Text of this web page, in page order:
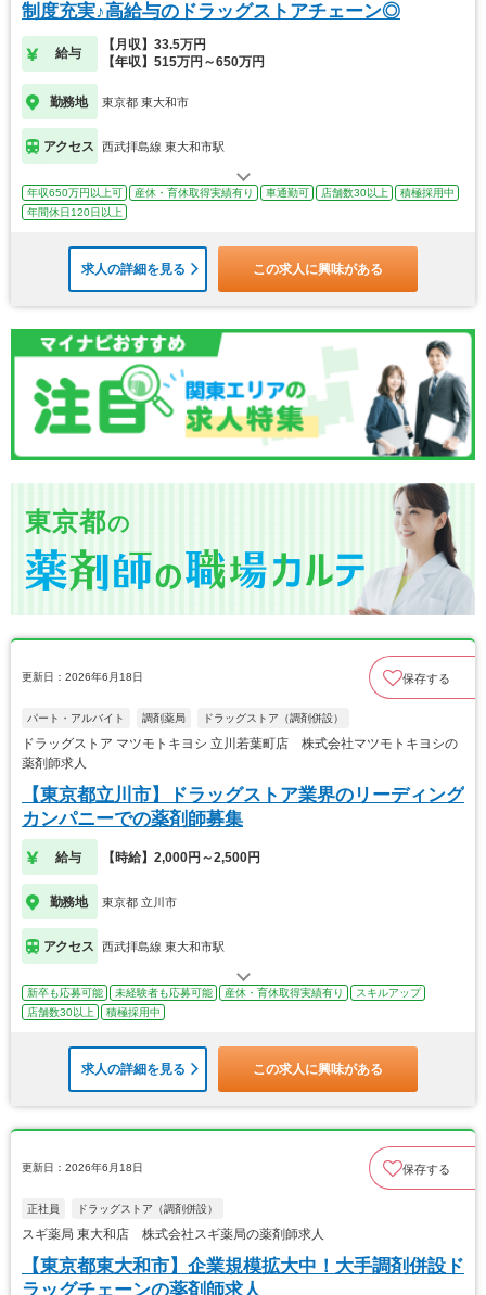
制度充実♪高給与のドラッグストアチェーン◎
給与
【月収】33.5万円
【年収】515万円～650万円
勤務地 東京都 東大和市
アクセス 西武拝島線 東大和市駅
年収650万円以上可 産休・育休取得実績有り 車通勤可 店舗数30以上
積極採用中
年間休日120日以上
求人の詳細を見る この求人に興味がある
東京都の
更新日：2026年6月18日 保存する
パート・アルバイト 調剤薬局 ドラッグストア（調剤併設）
ドラッグストア マツモトキヨシ 立川若葉町店 株式会社マツモトキヨシの
薬剤師求人
【東京都立川市】ドラッグストア業界のリーディング
カンパニーでの薬剤師募集
給与 【時給】2,000円～2,500円
勤務地 東京都 立川市
アクセス 西武拝島線 東大和市駅
新卒も応募可能 未経験者も応募可能 産休・育休取得実績有り
スキルアップ
店舗数30以上
積極採用中
求人の詳細を見る この求人に興味がある
更新日：2026年6月18日 保存する
正社員 ドラッグストア（調剤併設）
スギ薬局 東大和店 株式会社スギ薬局の薬剤師求人
【東京都東大和市】企業規模拡大中！大手調剤併設ド
ラッグチェーンの薬剤師求人